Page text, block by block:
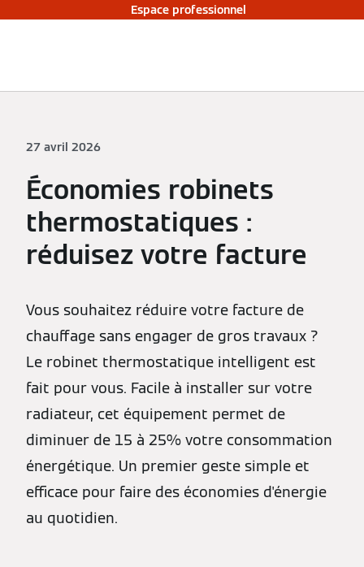
Espace professionnel
27 avril 2026
Économies robinets
thermostatiques :
réduisez votre facture
Vous souhaitez réduire votre facture de
chauffage sans engager de gros travaux ?
Le robinet thermostatique intelligent est
fait pour vous. Facile à installer sur votre
radiateur, cet équipement permet de
diminuer de 15 à 25% votre consommation
énergétique. Un premier geste simple et
efficace pour faire des économies d'énergie
au quotidien.